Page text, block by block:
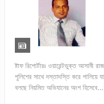
ষ্টাফ রিপোর্টারঃ ওয়ারেন্টভুক্ত আসামী
পুলিশের সাথে দস্তাদস্তি করে পালিয়ে
বলছে নিয়মিত অভিযানের অংশ হিসেবে...